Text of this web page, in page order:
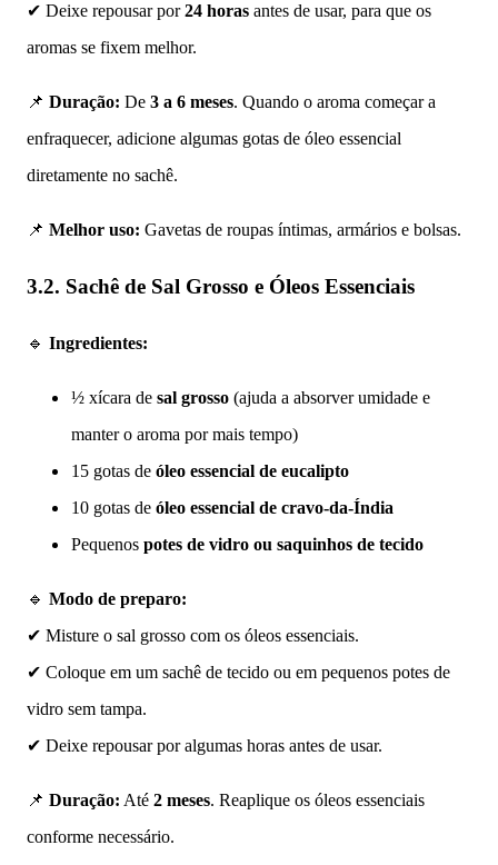
✔ Deixe repousar por24 horas antes de usar, para que os
aromas se fixem melhor.
📌 Duração: De 3 a 6 meses. Quando o aroma começar a
enfraquecer, adicione algumas gotas de óleo essencial
diretamente no sachê.
📌 Melhor uso: Gavetas de roupas íntimas, armários e bolsas.
3.2. Sachê de Sal Grosso e Óleos Essenciais
🔹 Ingredientes:
½ xícara de sal grosso (ajuda a absorver umidade e
manter o aroma por mais tempo)
15 gotas de óleo essencial de eucalipto
10 gotas de óleo essencial de cravo-da-Índia
Pequenos potes de vidro ou saquinhos de tecido
🔹 Modo de preparo:
✔ Misture o sal grosso com os óleos essenciais.
✔ Coloque em um sachê de tecido ou em pequenos potes de
vidro sem tampa.
✔ Deixe repousar por algumas horas antes de usar.
📌 Duração: Até 2 meses. Reaplique os óleos essenciais
conforme necessário.